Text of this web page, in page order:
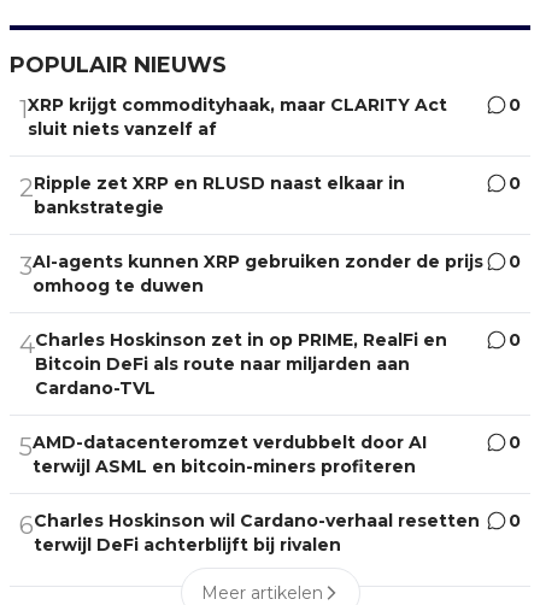
POPULAIR NIEUWS
1XRP krijgt commodityhaak, maar CLARITY Act
sluit niets vanzelf af
0
2Ripple zet XRP en RLUSD naast elkaar in
bankstrategie
0
3AI-agents kunnen XRP gebruiken zonder de prijs
omhoog te duwen
0
4Charles Hoskinson zet in op PRIME, RealFi en
Bitcoin DeFi als route naar miljarden aan
Cardano-TVL
0
5AMD-datacenteromzet verdubbelt door AI
terwijl ASML en bitcoin-miners profiteren
0
6Charles Hoskinson wil Cardano-verhaal resetten
terwijl DeFi achterblijft bij rivalen
0
Meer artikelen